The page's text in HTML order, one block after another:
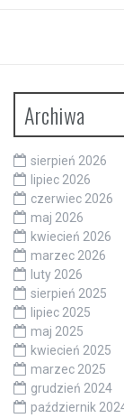
Archiwa
sierpień 2026
lipiec 2026
czerwiec 2026
maj 2026
kwiecień 2026
marzec 2026
luty 2026
sierpień 2025
lipiec 2025
maj 2025
kwiecień 2025
marzec 2025
grudzień 2024
październik